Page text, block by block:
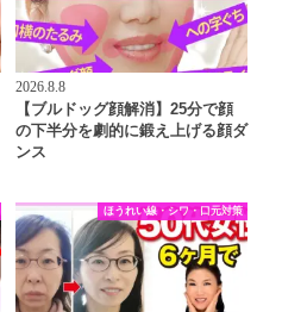
2026.8.8
【ブルドッグ顔解消】25分で顔
の下半分を劇的に鍛え上げる顔ダ
ンス
ほうれい線・シワ・口元対策